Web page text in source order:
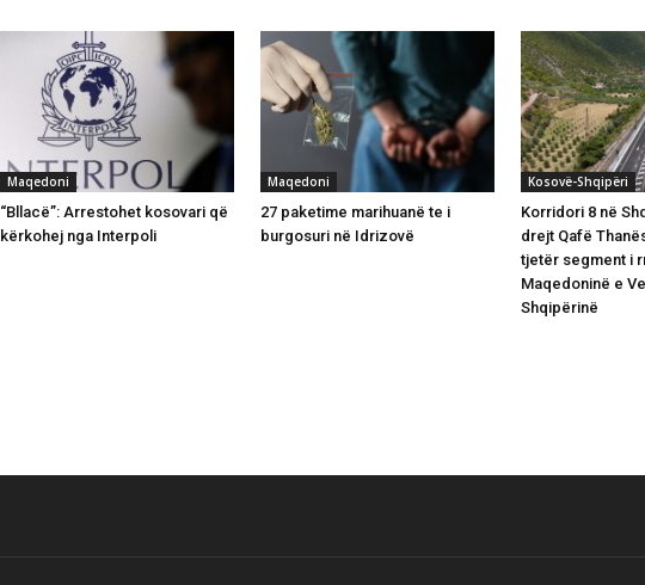
Maqedoni
“Bllacë”: Arrestohet kosovari që
kërkohej nga Interpoli
Maqedoni
27 paketime marihuanë te i
burgosuri në Idrizovë
Kosovë-Shqipëri
Korridori 8 në
drejt Qafë
tjetër segment i
Maqedoninë e
Shqipërinë